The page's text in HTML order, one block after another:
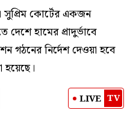
সুপ্রিম কোর্টের একজন
হামের প্রাদুর্ভাবে
গঠনের নির্দেশ দেওয়া হবে
LIVE TV